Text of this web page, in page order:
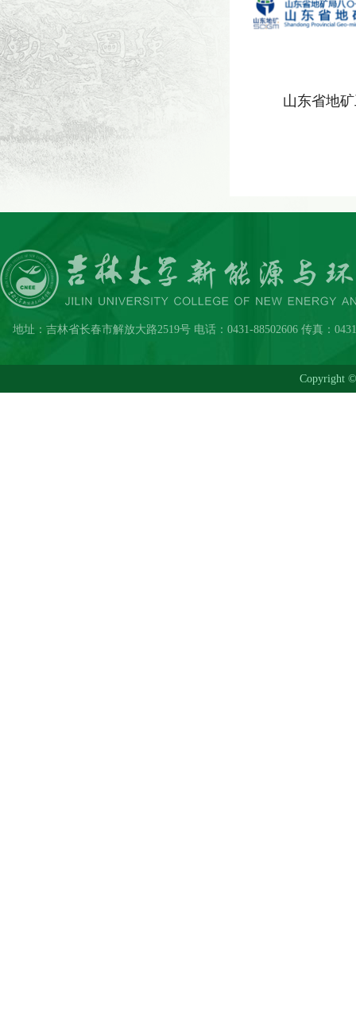
山东省地
地址：吉林省长春市解放大路2519号 电话：0431-88502606 传真：
Copyright